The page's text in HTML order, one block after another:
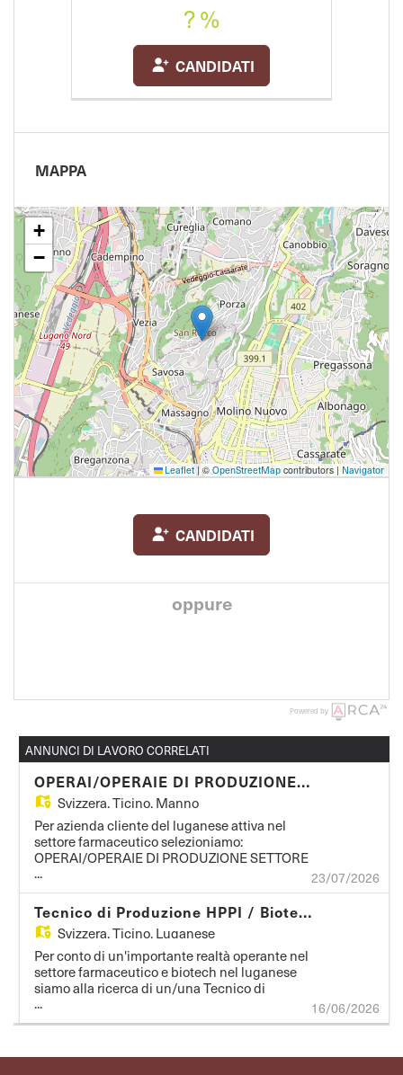
? %
CANDIDATI
MAPPA
+
−
Leaflet |©OpenStreetMap contributors | Navigator
CANDIDATI
oppure
Powered by
ANNUNCI DI LAVORO CORRELATI
OPERAI/OPERAIE DI PRODUZIONE SETTORE FARMACEUTICO
Svizzera,Ticino, Manno
Per azienda cliente del luganese attiva nel
settore farmaceutico selezioniamo:
OPERAI/OPERAIE DI PRODUZIONE SETTORE
FARMACEUTICO Mansioni: - Attività di
produzione - Attività di confezionamento ed
etichettatura - Controllo qualità - Carico e
scarico dei macchinari - Compilazione di batch
record Requisiti: - Indispensabile pregressa
esperienza nel settore farmaceutico e in clean-
room - Conoscenze norme GMP e dispositivi di
sicurezza - Disponibilità su 3 turni - Automuniti -
Disponibilità immediata per impiego
temporaneo
... 23/07/2026
Tecnico di Produzione HPPI / Biotech (100%)
Svizzera,Ticino, Luganese
Per conto di un'importante realtà operante nel
settore farmaceutico e biotech nel luganese
siamo alla ricerca di un/una Tecnico di
Produzione da inserire all'interno dei reparti
produttivi. Mansioni - Conduzione di impianti e
Esecuzione di operazioni di sintesi, purificazione,
... 16/06/2026